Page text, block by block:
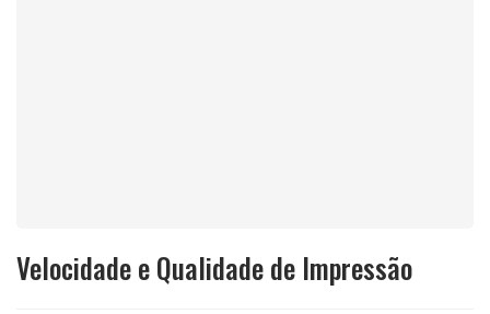
Velocidade e Qualidade de Impressão